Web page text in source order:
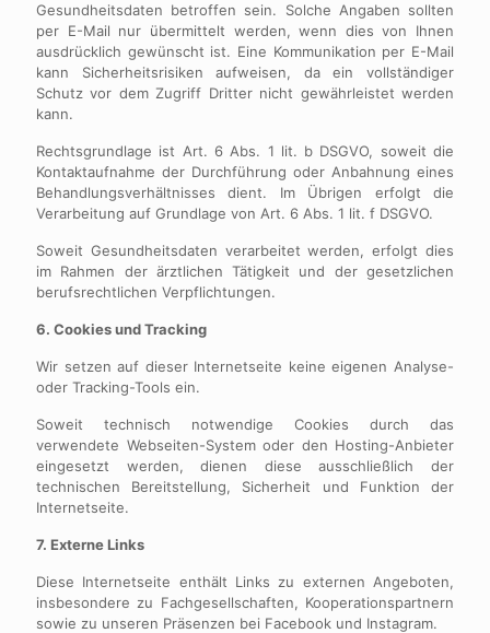
Gesundheitsdaten betroffen sein. Solche Angaben sollten
per E-Mail nur übermittelt werden, wenn dies von Ihnen
ausdrücklich gewünscht ist. Eine Kommunikation per E-Mail
kann Sicherheitsrisiken aufweisen, da ein vollständiger
Schutz vor dem Zugriff Dritter nicht gewährleistet werden
kann.
Rechtsgrundlage ist Art. 6 Abs. 1 lit. b DSGVO, soweit die
Kontaktaufnahme der Durchführung oder Anbahnung eines
Behandlungsverhältnisses dient. Im Übrigen erfolgt die
Verarbeitung auf Grundlage von Art. 6 Abs. 1 lit. f DSGVO.
Soweit Gesundheitsdaten verarbeitet werden, erfolgt dies
im Rahmen der ärztlichen Tätigkeit und der gesetzlichen
berufsrechtlichen Verpflichtungen.
6. Cookies und Tracking
Wir setzen auf dieser Internetseite keine eigenen Analyse-
oder Tracking-Tools ein.
Soweit technisch notwendige Cookies durch das
verwendete Webseiten-System oder den Hosting-Anbieter
eingesetzt werden, dienen diese ausschließlich der
technischen Bereitstellung, Sicherheit und Funktion der
Internetseite.
7. Externe Links
Diese Internetseite enthält Links zu externen Angeboten,
insbesondere zu Fachgesellschaften, Kooperationspartnern
sowie zu unseren Präsenzen bei Facebook und Instagram.